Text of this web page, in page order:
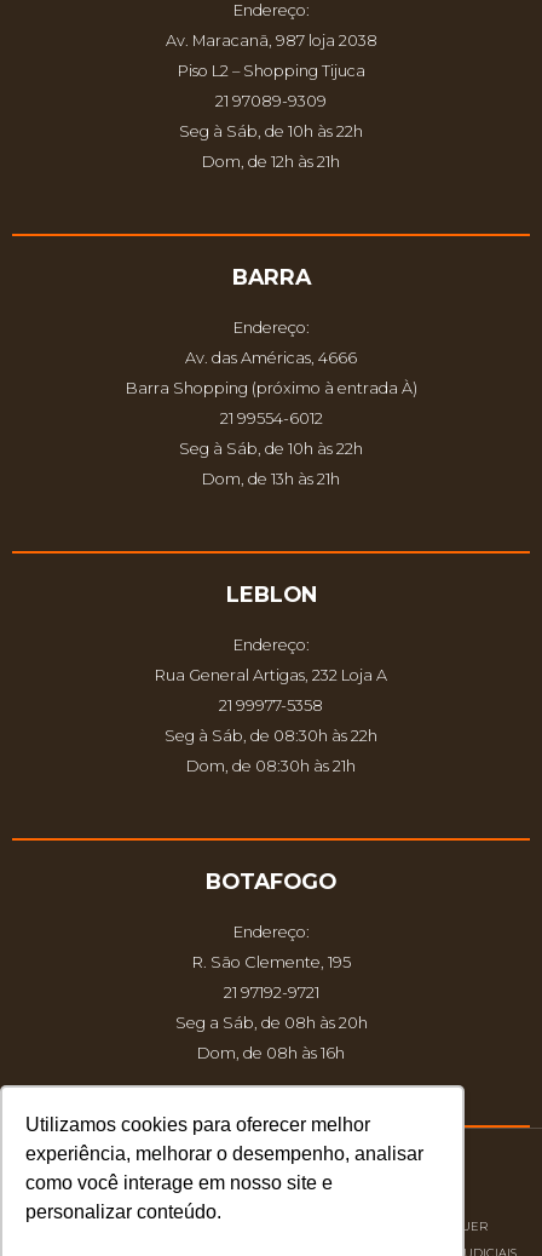
Utilizamos cookies para oferecer melhor
experiência, melhorar o desempenho, analisar
como você interage em nosso site e
personalizar conteúdo.
Endereço:
Av. Maracanã, 987 loja 2038
Piso L2 – Shopping Tijuca
21 97089-9309
Seg à Sáb, de 10h às 22h
Dom, de 12h às 21h
BARRA
Endereço:
Av. das Américas, 4666
Barra Shopping (próximo à entrada À)
21 99554-6012
Seg à Sáb, de 10h às 22h
Dom, de 13h às 21h
LEBLON
Endereço:
Rua General Artigas, 232 Loja A
21 99977-5358
Seg à Sáb, de 08:30h às 22h
Dom, de 08:30h às 21h
BOTAFOGO
Endereço:
R. São Clemente, 195
21 97192-9721
Seg a Sáb, de 08h às 20h
Dom, de 08h às 16h
DIREITOS AUTORAIS RESERVADOS À ATELIER DOS SABORES | QUALQUER